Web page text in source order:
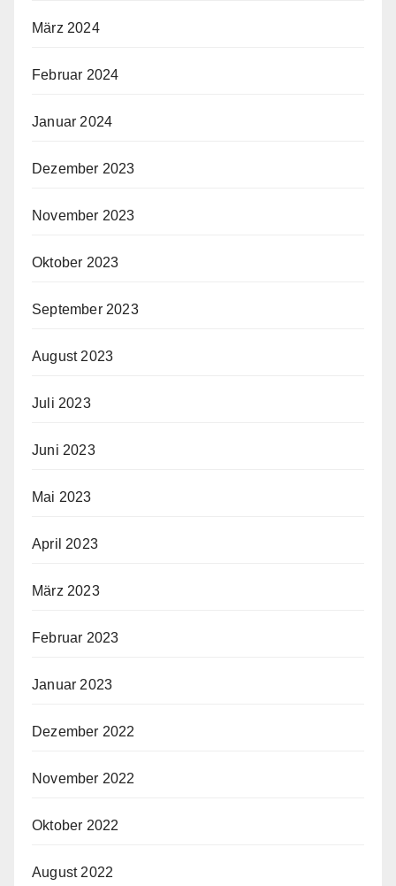
März 2024
Februar 2024
Januar 2024
Dezember 2023
November 2023
Oktober 2023
September 2023
August 2023
Juli 2023
Juni 2023
Mai 2023
April 2023
März 2023
Februar 2023
Januar 2023
Dezember 2022
November 2022
Oktober 2022
August 2022